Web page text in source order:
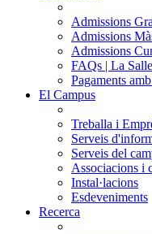
Admissions
Admissions
Admissions
FAQs | La
Pagaments
El Campus
Treballa i
Serveis
Serveis del
Associacions i
Instal·lacions
Esdeveniments
Recerca